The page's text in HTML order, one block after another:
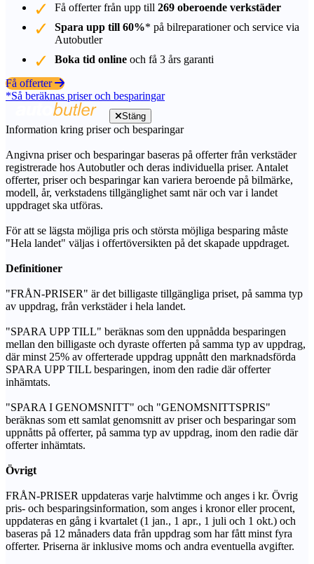
Få offerter från upp till 269 oberoende verkstäder
Spara upp till 60%* på bilreparationer och service via
Autobutler
Boka tid online och få 3 års garanti
Få offerter
*Så beräknas priser och besparingar
Stäng
Information kring priser och besparingar
Angivna priser och besparingar baseras på offerter från verkstäder
registrerade hos Autobutler och deras individuella priser. Antalet
offerter, priser och besparingar kan variera beroende på bilmärke,
modell, år, verkstadens tillgänglighet samt när och var i landet
uppdraget ska utföras.
För att se lägsta möjliga pris och största möjliga besparing måste
"Hela landet" väljas i offertöversikten på det skapade uppdraget.
Definitioner
"FRÅN-PRISER" är det billigaste tillgängliga priset, på samma typ
av uppdrag, från verkstäder i hela landet.
"SPARA UPP TILL" beräknas som den uppnådda besparingen
mellan den billigaste och dyraste offerten på samma typ av uppdrag,
där minst 25% av offerterade uppdrag uppnått den marknadsförda
SPARA UPP TILL besparingen, inom den radie där offerter
inhämtats.
"SPARA I GENOMSNITT" och "GENOMSNITTSPRIS"
beräknas som ett samlat genomsnitt av priser och besparingar som
uppnåtts på offerter, på samma typ av uppdrag, inom den radie där
offerter inhämtats.
Övrigt
FRÅN-PRISER uppdateras varje halvtimme och anges i kr. Övrig
pris- och besparingsinformation, som anges i kronor eller procent,
uppdateras en gång i kvartalet (1 jan., 1 apr., 1 juli och 1 okt.) och
baseras på 12 månaders data från uppdrag som har fått minst fyra
offerter. Priserna är inklusive moms och andra eventuella avgifter.